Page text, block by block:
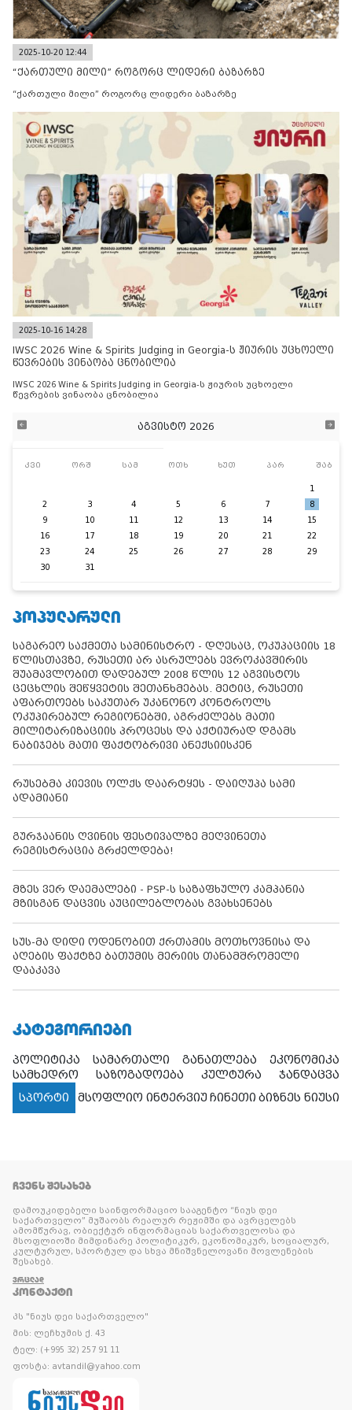
2025-10-20 12:44
“ქართული მილი” როგორც ლიდერი ბაზარზე
“ქართული მილი” როგორც ლიდერი ბაზარზე
2025-10-16 14:28
IWSC 2026 Wine & Spirits Judging in Georgia-ს ჟიურის უცხოელი
წევრების ვინაობა ცნობილია
IWSC 2026 Wine & Spirits Judging in Georgia-ს ჟიურის უცხოელი
წევრების ვინაობა ცნობილია
აგვისტო 2026
კვი ორშ სამ ოთხ ხუთ პარ შაბ
1
2
3 4 5 6 7
8
9
10 11 12 13 14
15
16
17 18 19 20 21
22
23
24 25 26 27 28
29
30
31
ᲞᲝᲞᲣᲚᲐᲠᲣᲚᲘ
საგარეო საქმეთა სამინისტრო - დღესაც, ოკუპაციის 18
წლისთავზე, რუსეთი არ ასრულებს ევროკავშირის
შუამავლობით დადებულ 2008 წლის 12 აგვისტოს
ცეცხლის შეწყვეტის შეთანხმებას. მეტიც, რუსეთი
აფართოებს საკუთარ უკანონო კონტროლს
ოკუპირებულ რეგიონებში, აგრძელებს მათი
მილიტარიზაციის პროცესს და აქტიურად დგამს
ნაბიჯებს მათი ფაქტობრივი ანექსიისკენ
რუსებმა კიევის ოლქს დაარტყეს - დაიღუპა სამი
ადამიანი
გურჯაანის ღვინის ფესტივალზე მეღვინეთა
რეგისტრაცია გრძელდება!
მზეს ვერ დაემალები - PSP-ს საზაფხულო კამპანია
მზისგან დაცვის აუცილებლობას გვახსენებს
სუს-მა დიდი ოდენობით ქრთამის მოთხოვნისა და
აღების ფაქტზე ბათუმის მერიის თანამშრომელი
დააკავა
ᲙᲐᲢᲔᲒᲝᲠᲘᲔᲑᲘ
პოლიტიკა სამართალი განათლება
ეკონომიკა
სამხედრო
საზოგადოება კულტურა
ჯანდაცვა
სპორტი
მსოფლიო ინტერვიუ ჩინეთი ბიზნეს ნიუსი
ᲩᲕᲔᲜᲡ ᲨᲔᲡᲐᲮᲔᲑ
დამოუკიდებელი საინფორმაციო სააგენტო “ნიუს დეი
საქართველო” მუშაობს რეალურ რეჟიმში და ავრცელებს
ამომწურავ, ობიექტურ ინფორმაციას საქართველოსა და
მსოფლიოში მიმდინარე პოლიტიკურ, ეკონომიკურ, სოციალურ,
კულტურულ, სპორტულ და სხვა მნიშვნელოვანი მოვლენების
შესახებ.
ᲕᲠᲪᲚᲐᲓ
ᲙᲝᲜᲢᲐᲥᲢᲘ
პს "ნიუს დეი საქართველო"
მის: ლეჩხუმის ქ. 43
ტელ: (+995 32) 257 91 11
ფოსტა: avtandil@yahoo.com